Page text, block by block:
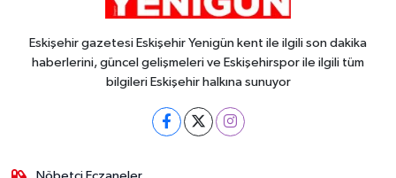
Eskişehir gazetesi Eskişehir Yenigün kent ile ilgili son dakika
haberlerini, güncel gelişmeleri ve Eskişehirspor ile ilgili tüm
bilgileri Eskişehir halkına sunuyor